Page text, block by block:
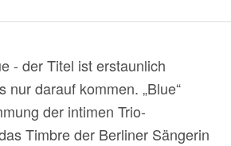
- der Titel ist erstaunlich
nur darauf kommen. „Blue“
der intimen Trio-
Timbre der Berliner Sängerin